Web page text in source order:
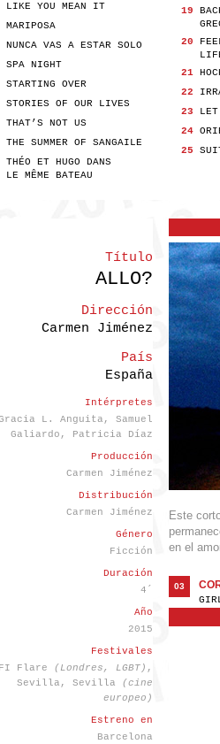
19
20
LIFE
21
22
23
LET
24
25
LIKE YOU MEAN IT
MARIPOSA
NUNCA VAS A ESTAR SOLO
SPA NIGHT
STARTING OVER
STORIES OF OUR LIVES
THAT’S NOT US
THE SUMMER OF SANGAILE
THÉO ET HUGO DANS
MÊME BATEAU
Título
ALLO?
Dirección
Carmen Jiménez
País
España
Intérpretes
L. Anguita, Samuel
Galiardo, Patricia Díaz
Producción
Carmen Jiménez
Distribución
Carmen Jiménez
Género
Ficción
Duración
4´
Año
2015
Festivales
Flare
(Londres, LGBT) ,
Sevilla, Sevilla
(cine
europeo)
Estreno en
Barcelona
Este
en el
03